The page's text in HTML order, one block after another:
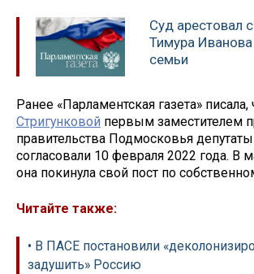
Суд арестовал
Тимура Иванова
семьи
Ранее «Парламентская газета» писала,
Стригунковой первым заместителем
правительства Подмосковья
согласовали 10 февраля 2022 года. В
она покинула свой пост по
Читайте также:
• В ПАСЕ постановили
задушить» Россию